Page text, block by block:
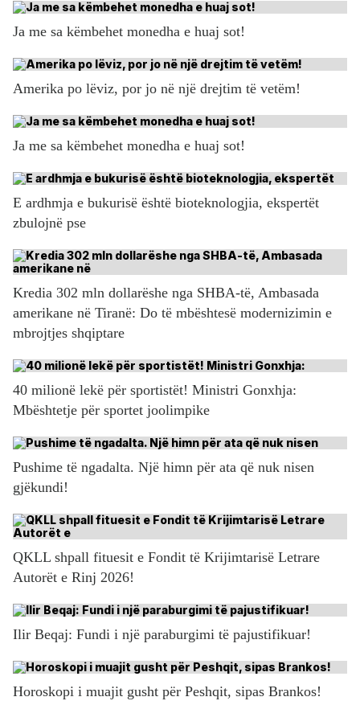
Ja me sa këmbehet monedha e huaj sot!
Amerika po lëviz, por jo në një drejtim të vetëm!
Ja me sa këmbehet monedha e huaj sot!
E ardhmja e bukurisë është bioteknologjia, ekspertët
zbulojnë pse
Kredia 302 mln dollarëshe nga SHBA-të, Ambasada
amerikane në Tiranë: Do të mbështesë modernizimin e
mbrojtjes shqiptare
40 milionë lekë për sportistët! Ministri Gonxhja:
Mbështetje për sportet joolimpike
Pushime të ngadalta. Një himn për ata që nuk nisen
gjëkundi!
QKLL shpall fituesit e Fondit të Krijimtarisë Letrare
Autorët e Rinj 2026!
Ilir Beqaj: Fundi i një paraburgimi të pajustifikuar!
Horoskopi i muajit gusht për Peshqit, sipas Brankos!